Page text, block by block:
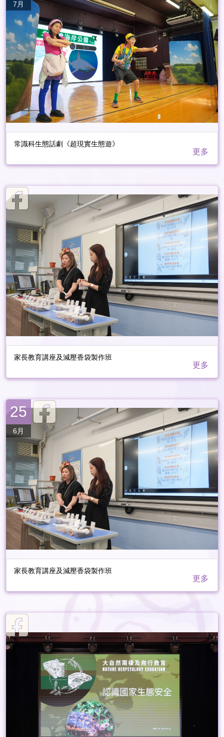
7月
常識科生態話劇《超現實生態遊》
更多
家長教育講座及減壓香袋製作班
更多
25
6月
家長教育講座及減壓香袋製作班
更多